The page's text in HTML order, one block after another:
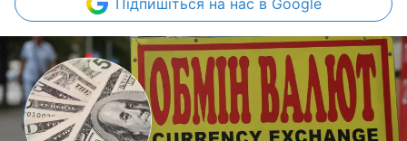
Підпишіться на нас в Google